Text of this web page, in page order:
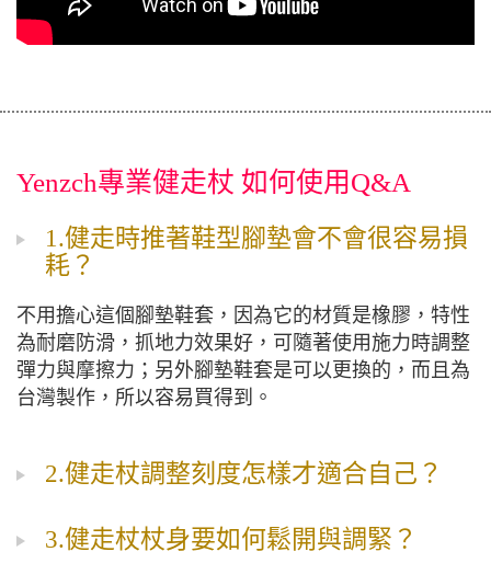
Yenzch專業健走杖 如何使用Q&A
1.健走時推著鞋型腳墊會不會很容易損
耗？
不用擔心這個腳墊鞋套，因為它的材質是橡膠，特性
為耐磨防滑，抓地力效果好，可隨著使用施力時調整
彈力與摩擦力；另外腳墊鞋套是可以更換的，而且為
台灣製作，所以容易買得到。
2.健走杖調整刻度怎樣才適合自己？
3.健走杖杖身要如何鬆開與調緊？